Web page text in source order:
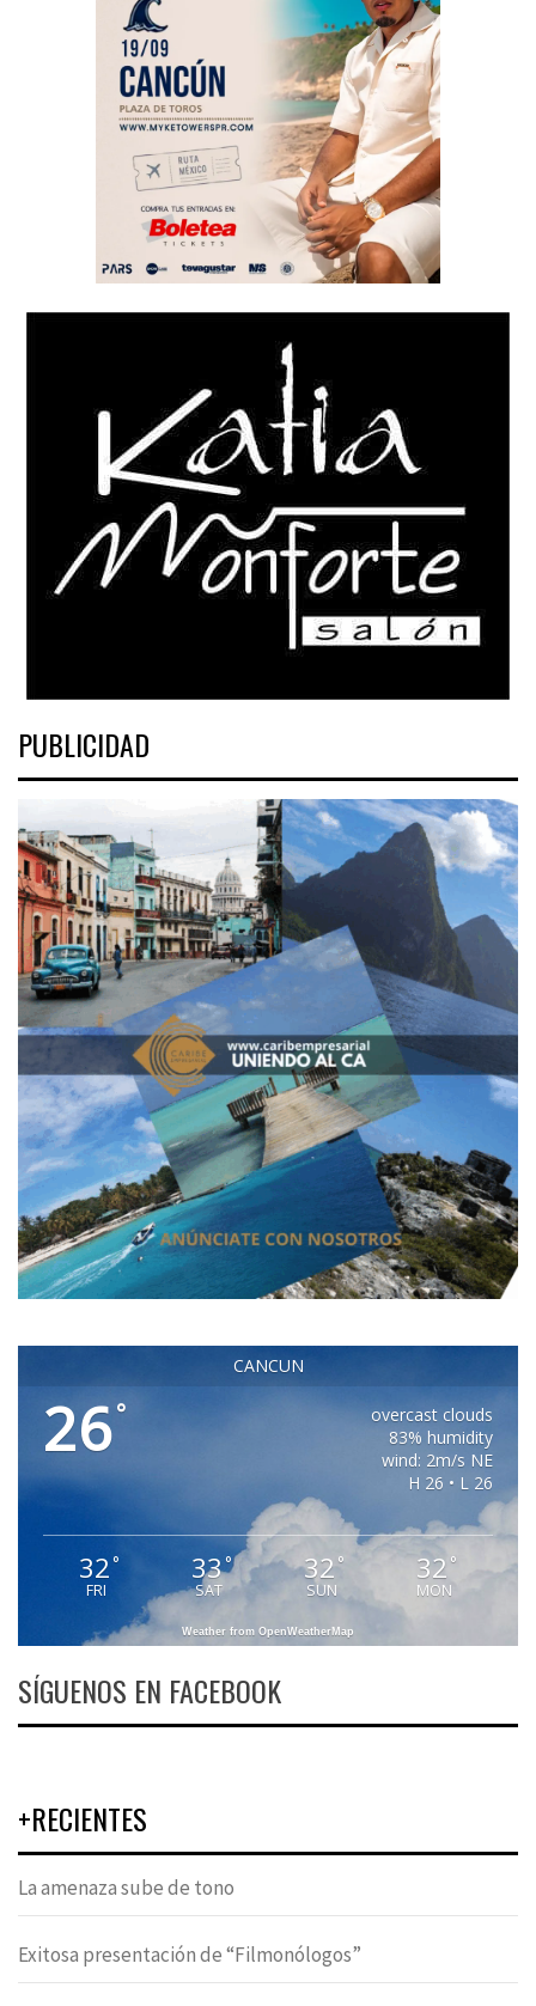
PUBLICIDAD
CANCUN
26°
overcast clouds
83% humidity
wind: 2m/s NE
H 26 • L 26
32°
FRI
33°
SAT
32 °
SUN
32 °
MON
Weather from OpenWeatherMap
SÍGUENOS EN FACEBOOK
+RECIENTES
La amenaza sube de tono
Exitosa presentación de “Filmonólogos”